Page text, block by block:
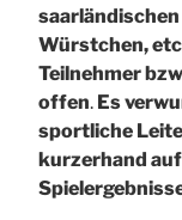
Würstchen,
Teilnehmer
offen. Es
sportliche
kurzerhand